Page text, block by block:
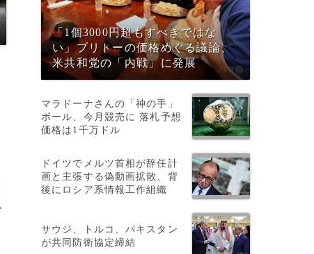
「1個3000円超もすべきではな
い」ブリトーの価格めぐる議論、
米共和党の「内戦」に発展
マラドーナさんの「神の手」
ボール、今月競売に 落札予想
価格は1千万ドル
ドイツでメルツ首相が辞任計
画と主張する偽動画拡散、背
後にロシア系情報工作組織
サウジ、トルコ、パキスタン
が共同防衛協定締結